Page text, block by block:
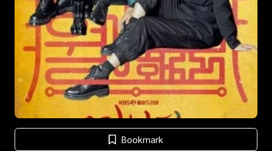
Bookmark